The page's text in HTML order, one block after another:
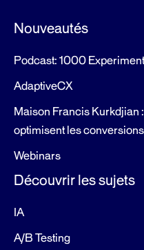
Nouveautés
Podcast: 1000
AdaptiveCX
Maison Francis Kurkdjian
optimisent les conversions
Webinars
Découvrir les sujets
IA
A/B Testing